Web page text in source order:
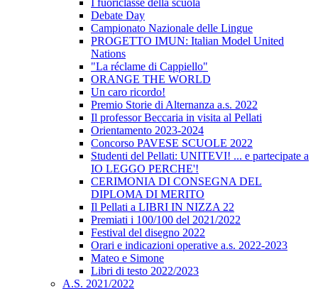
I fuoriclasse della scuola
Debate Day
Campionato Nazionale delle Lingue
PROGETTO IMUN: Italian Model United
Nations
"La réclame di Cappiello"
ORANGE THE WORLD
Un caro ricordo!
Premio Storie di Alternanza a.s. 2022
Il professor Beccaria in visita al Pellati
Orientamento 2023-2024
Concorso PAVESE SCUOLE 2022
Studenti del Pellati: UNITEVI! ... e partecipate a
IO LEGGO PERCHE'!
CERIMONIA DI CONSEGNA DEL
DIPLOMA DI MERITO
Il Pellati a LIBRI IN NIZZA 22
Premiati i 100/100 del 2021/2022
Festival del disegno 2022
Orari e indicazioni operative a.s. 2022-2023
Mateo e Simone
Libri di testo 2022/2023
A.S. 2021/2022